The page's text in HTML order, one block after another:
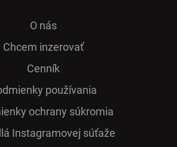
O nás
Chcem inzerovať
Cenník
používania
ochrany súkromia
Ins­ta­gra­mo­vej sú­ťaže